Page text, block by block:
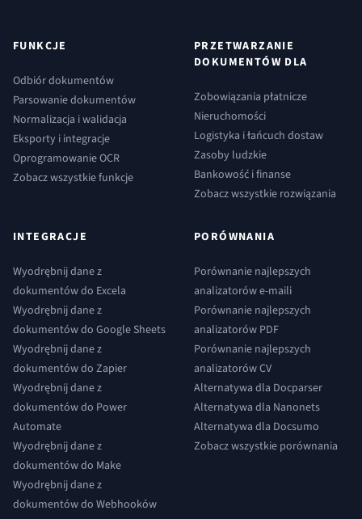
FUNKCJE
Odbiór dokumentów
Parsowanie dokumentów
Normalizacja i walidacja
Eksporty i integracje
Oprogramowanie OCR
Zobacz wszystkie funkcje
PRZETWARZANIE
DOKUMENTÓW DLA
Zobowiązania płatnicze
Nieruchomości
Logistyka i łańcuch dostaw
Zasoby ludzkie
Bankowość i finanse
Zobacz wszystkie rozwiązania
INTEGRACJE
Wyodrębnij dane z
dokumentów do Excela
Wyodrębnij dane z
dokumentów do Google Sheets
Wyodrębnij dane z
dokumentów do Zapier
Wyodrębnij dane z
dokumentów do Power
Automate
Wyodrębnij dane z
dokumentów do Make
Wyodrębnij dane z
dokumentów do Webhooków
PORÓWNANIA
Porównanie najlepszych
analizatorów e-maili
Porównanie najlepszych
analizatorów PDF
Porównanie najlepszych
analizatorów CV
Alternatywa dla Docparser
Alternatywa dla Nanonets
Alternatywa dla Docsumo
Zobacz wszystkie porównania